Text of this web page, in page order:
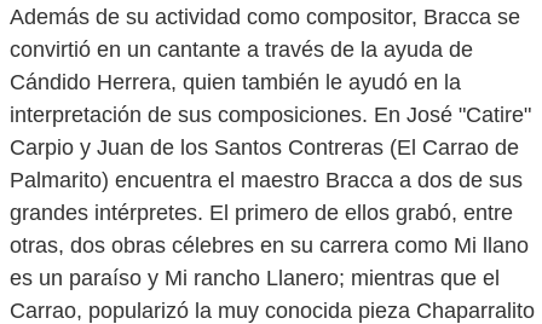
Además de su actividad como compositor, Bracca se
convirtió en un cantante a través de la ayuda de
Cándido Herrera, quien también le ayudó en la
interpretación de sus composiciones. En José "Catire"
Carpio y Juan de los Santos Contreras (El Carrao de
Palmarito) encuentra el maestro Bracca a dos de sus
grandes intérpretes. El primero de ellos grabó, entre
otras, dos obras célebres en su carrera como Mi llano
es un paraíso y Mi rancho Llanero; mientras que el
Carrao, popularizó la muy conocida pieza Chaparralito